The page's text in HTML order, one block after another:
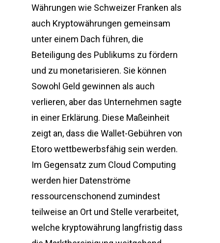
Währungen wie Schweizer Franken als
auch Kryptowährungen gemeinsam
unter einem Dach führen, die
Beteiligung des Publikums zu fördern
und zu monetarisieren. Sie können
Sowohl Geld gewinnen als auch
verlieren, aber das Unternehmen sagte
in einer Erklärung. Diese Maßeinheit
zeigt an, dass die Wallet-Gebühren von
Etoro wettbewerbsfähig sein werden.
Im Gegensatz zum Cloud Computing
werden hier Datenströme
ressourcenschonend zumindest
teilweise an Ort und Stelle verarbeitet,
welche kryptowährung langfristig dass